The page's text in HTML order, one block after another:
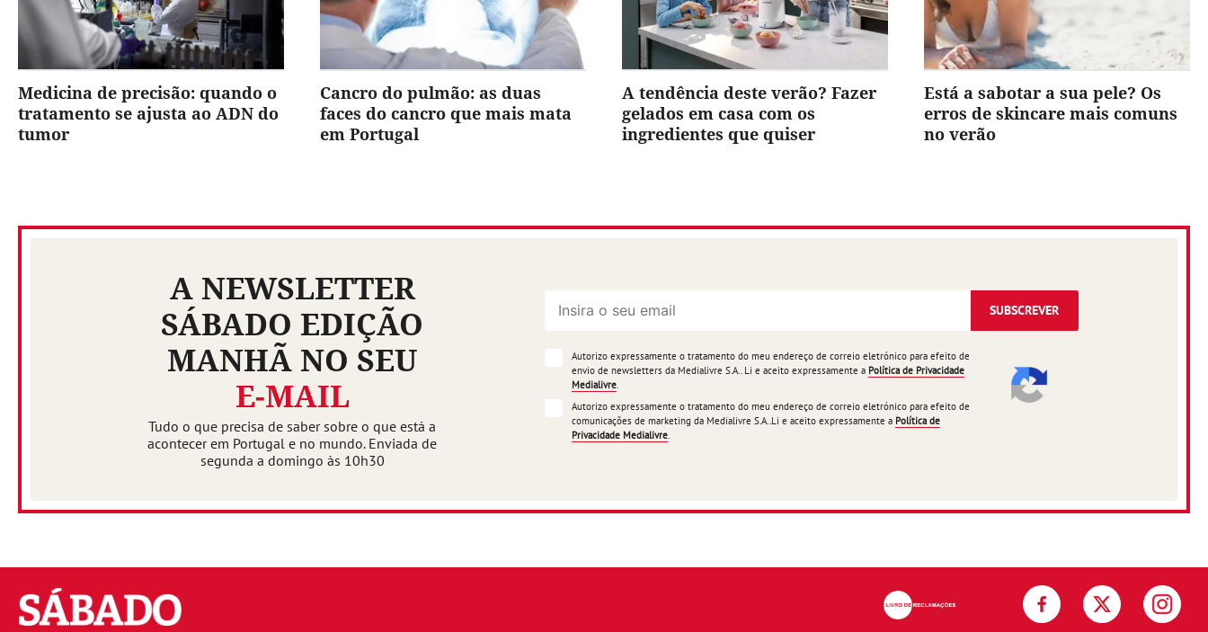
Medicina de precisão: quando o
tratamento se ajusta ao ADN do
tumor
Cancro do pulmão: as duas
faces do cancro que mais mata
em Portugal
A tendência deste verão? Fazer
gelados em casa com os
ingredientes que quiser
Está a sabotar a sua pele? Os
erros de skincare mais comuns
no verão
A NEWSLETTER
SÁBADO EDIÇÃO
MANHÃ NO SEU
E-MAIL
Tudo o que precisa de saber sobre o que está a
acontecer em Portugal e no mundo. Enviada de
segunda a domingo às 10h30
SUBSCREVER
Autorizo expressamente o tratamento do meu endereço de correio eletrónico para efeito de
envio de newsletters da Medialivre S.A.. Li e aceito expressamente a Política de Privacidade
Medialivre
Autorizo expressamente o tratamento do meu endereço de correio eletrónico para efeito de
comunicações de marketing da Medialivre S.A..Li e aceito expressamente a Política de
Privacidade Medialivre
Sábado